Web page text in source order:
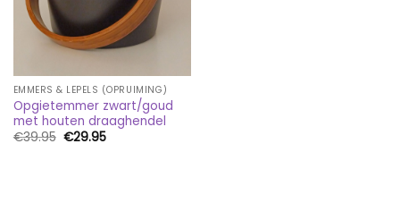
EMMERS & LEPELS (OPRUIMING)
Opgietemmer zwart/goud
met houten draaghendel
€39.95 Oorspronkelijke
€29.95Huidige